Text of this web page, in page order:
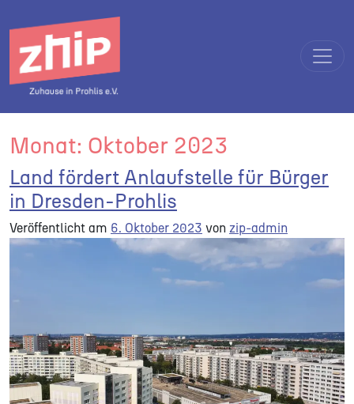
Hauptnavigation
Monat: Oktober 2023
Land fördert Anlaufstelle für Bürger
in Dresden-Prohlis
Veröffentlicht am 6. Oktober 2023 von zip-admin